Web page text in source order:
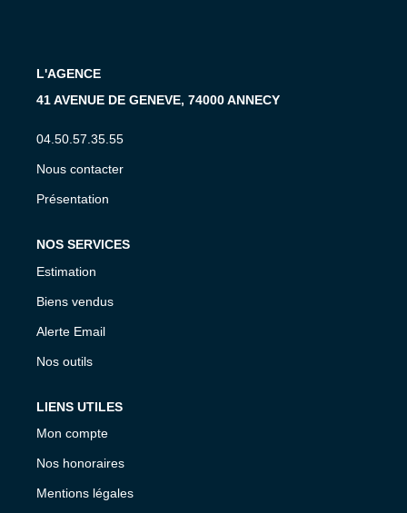
L'AGENCE
41 AVENUE DE GENEVE, 74000 ANNECY
04.50.57.35.55
Nous contacter
Présentation
NOS SERVICES
Estimation
Biens vendus
Alerte Email
Nos outils
LIENS UTILES
Mon compte
Nos honoraires
Mentions légales